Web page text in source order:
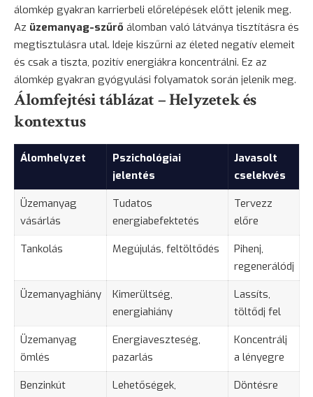
álomkép gyakran karrierbeli előrelépések előtt jelenik meg.
Az üzemanyag-szűrő álomban való látványa tisztításra és
megtisztulásra utal. Ideje kiszűrni az életed negatív elemeit
és csak a tiszta, pozitív energiákra koncentrálni. Ez az
álomkép gyakran gyógyulási folyamatok során jelenik meg.
Álomfejtési táblázat – Helyzetek és
kontextus
Álomhelyzet
Pszichológiai
jelentés
Javasolt
cselekvés
Üzemanyag
vásárlás
Tudatos
energiabefektetés
Tervezz
előre
Tankolás
Megújulás, feltöltődés
Pihenj,
regenerálódj
Üzemanyaghiány
Kimerültség,
energiahiány
Lassíts,
töltődj fel
Üzemanyag
ömlés
Energiaveszteség,
pazarlás
Koncentrálj
a lényegre
Benzinkút
Lehetőségek,
Döntésre